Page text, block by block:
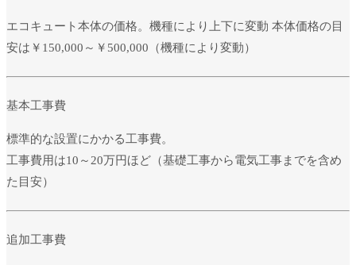
エコキュート本体の価格。機種により上下に変動 本体価格の目
安は￥150,000～￥500,000（機種により変動）
基本工事費
標準的な設置にかかる工事費。
工事費用は10～20万円ほど（基礎工事から電気工事までを含め
た目安）
追加工事費